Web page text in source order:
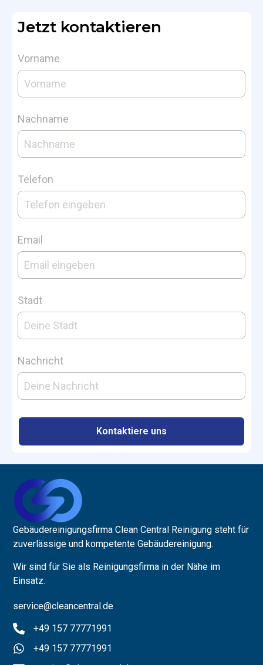
Jetzt kontaktieren
Vorname
Nachname
Telefon
Email
Stadt
Nachricht
Kontaktiere uns
Gebäudereinigungsfirma Clean Central Reinigung steht für
zuverlässige und kompetente Gebäudereinigung.
Wir sind für Sie als Reinigungsfirma in der Nähe im
Einsatz.
service@cleancentral.de
+49 157 77771991
+49 157 77771991